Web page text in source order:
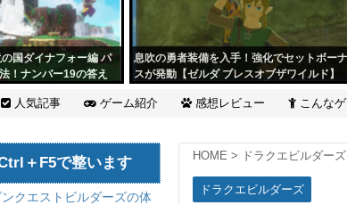
国ダイナフォー編 パ
！ナンバー19の答え
息吹の勇者装備を入手！強化でセットボーナ
スが発動【ゼルダ ブレスオブザワイルド】
人気記事 ゲーム紹介 感想レビュー こんな
HOME > ドラクエビルダーズ
ドラクエビルダーズ
＋F5で整います
ンクエストビルダーズの体